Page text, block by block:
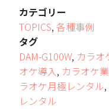
カテゴリー
TOPICS, 各種事例
タグ
DAM-G100W, カラオ
オケ導入, カラオケ
ラオケ月極レンタル,
レンタル